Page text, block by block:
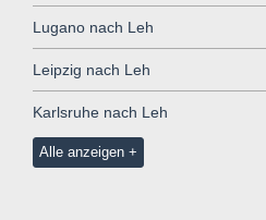
Lugano nach Leh
Leipzig nach Leh
Karlsruhe nach Leh
Alle anzeigen